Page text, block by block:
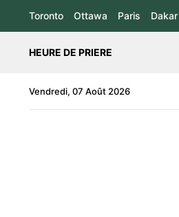
Toronto Ottawa Paris Dakar
HEURE DE PRIERE
Vendredi, 07 Août 2026